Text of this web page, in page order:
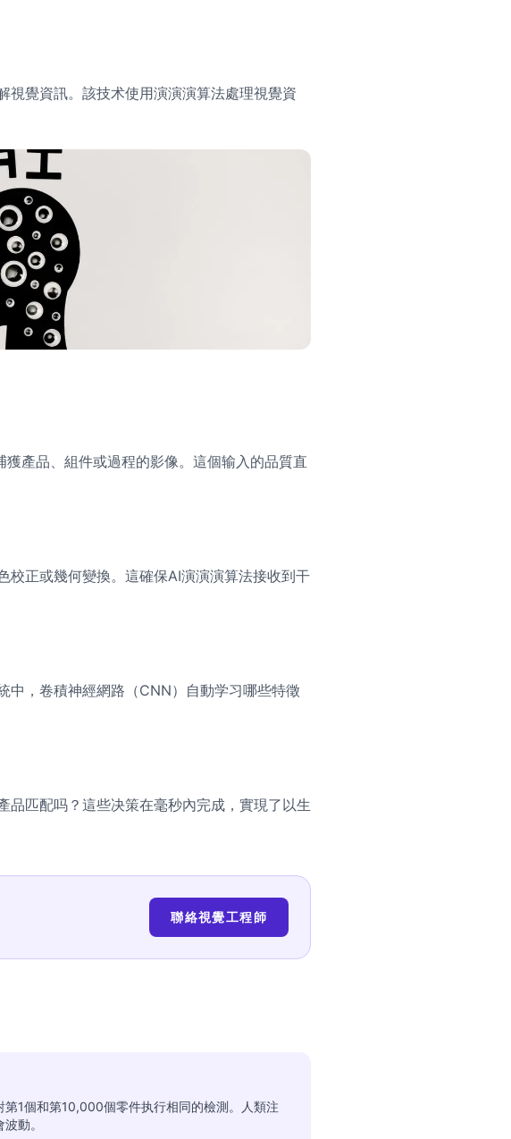
視覺資訊。該技术使用演演演算法處理視覺資
產品、組件或過程的影像。這個输入的品質直
校正或幾何變換。這確保AI演演演算法接收到干
中，卷積神經網路（CNN）自動学习哪些特徵
匹配吗？這些决策在毫秒內完成，實現了以生
聯絡視覺工程師
第1個和第10,000個零件执行相同的檢測。人類注
動。